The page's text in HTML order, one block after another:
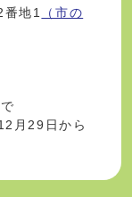
地1
（市の
月29日から